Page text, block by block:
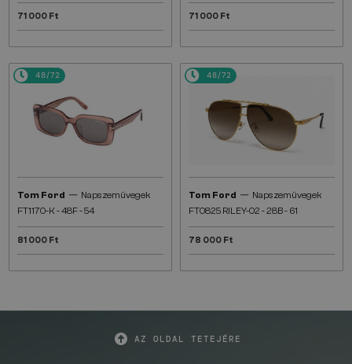
71 000 Ft 71 000 Ft
48/72
Tom Ford — Napszemüvegek
FT1170-K - 48F - 54
81 000 Ft
48/72
Tom Ford — Napszemüvegek
FT0825 RILEY-02 - 28B - 61
78 000 Ft
AZ OLDAL TETEJÉRE